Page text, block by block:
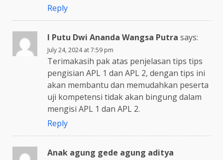
Reply
I Putu Dwi Ananda Wangsa Putra says:
July 24, 2024 at 7:59 pm
Terimakasih pak atas penjelasan tips tips
pengisian APL 1 dan APL 2, dengan tips ini
akan membantu dan memudahkan peserta
uji kompetensi tidak akan bingung dalam
mengisi APL 1 dan APL 2.
Reply
Anak agung gede agung aditya